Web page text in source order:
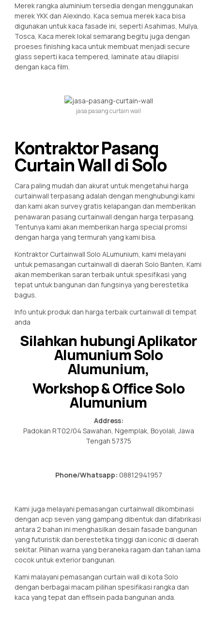
Merek rangka aluminium tersedia dengan menggunakan
merek YKK dan Alexindo. Kaca semua merek kaca bisa
digunakan untuk kaca fasade ini, seperti Asahimas, Mulya,
Tosca, Kaca merek lokal semarang begitu juga dengan
proeses finishing kaca untuk membuat menjadi secure
glass seperti kaca tempered, laminate atau dilapisi
dengan kaca film.
jasa pasang curtain wall
Kontraktor Pasang
Curtain Wall di Solo
Cara paling mudah dan akurat untuk mengetahui harga
curtainwall terpasang adalah dengan menghubungi kami
dan kami akan survey gratis kelapangan dan memberikan
penawaran pasang curtainwall dengan harga terpasang.
Tentunya kami akan memberikan harga special promsi
dengan harga yang termurah yang kami bisa.
Kontraktor Curtainwall Solo ALumunium, kami melayani
untuk pemasangan curtainwall di daerah Solo Banten, Kami
akan memberikan saran terbaik untuk spesifikasi yang
tepat untuk bangunan dan fungsinya yang berestetika
bagus.
Info untuk produk dan harga terbaik curtainwall di tempat
anda
Silahkan hubungi Aplikator
Alumunium Solo
Alumunium,
Workshop & Office Solo
Alumunium
Address:
Padokan RT02/04 Sawahan, Ngemplak, Boyolali, Jawa
Tengah 57375
Phone/Whatsapp: 08812941957
Kami juga melayani pemasangan curtainwall dikombinasi
dengan acp seven yang gampang dibentuk dan difabrikasi
antara 2 bahan ini menghasilkan desain fasade bangunan
yang futuristik dan berestetika tinggi dan iconic di daerah
sekitar. Pilihan warna yang beraneka ragam dan tahan lama
cocok untuk exterior bangunan.
Kami malayani pemasangan curtain wall di kota Solo
dengan berbagai macam pilihan spesifikasi rangka dan
kaca yang tepat dan effisein pada bangunan anda.